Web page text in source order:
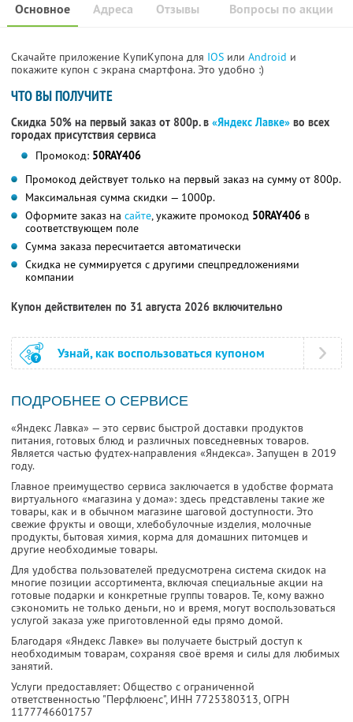
Основное Отзывы Вопросы по акции
Адреса
Скачайте приложение КупиКупона для IOS или Android и
покажите купон с экрана смартфона. Это удобно :)
ЧТО ВЫ ПОЛУЧИТЕ
Скидка 50% на первый заказ от 800р. в «Яндекс Лавке» во всех
городах присутствия сервиса
Промокод: 50RAY406
Промокод действует только на первый заказ на сумму от 800р.
Максимальная сумма скидки — 1000р.
Оформите заказ на сайте, укажите промокод 50RAY406 в
соответствующем поле
Сумма заказа пересчитается автоматически
Скидка не суммируется с другими спецпредложениями
компании
Купон действителен по 31 августа 2026 включительно
Узнай, как воспользоваться купоном
ПОДРОБНЕЕ О СЕРВИСЕ
«Яндекс Лавка» — это сервис быстрой доставки продуктов
питания, готовых блюд и различных повседневных товаров.
Является частью фудтех-направления «Яндекса». Запущен в 2019
году.
Главное преимущество сервиса заключается в удобстве формата
виртуального «магазина у дома»: здесь представлены такие же
товары, как и в обычном магазине шаговой доступности. Это
свежие фрукты и овощи, хлебобулочные изделия, молочные
продукты, бытовая химия, корма для домашних питомцев и
другие необходимые товары.
Для удобства пользователей предусмотрена система скидок на
многие позиции ассортимента, включая специальные акции на
готовые подарки и конкретные группы товаров. Те, кому важно
сэкономить не только деньги, но и время, могут воспользоваться
услугой заказа уже приготовленной еды прямо домой.
Благодаря «Яндекс Лавке» вы получаете быстрый доступ к
необходимым товарам, сохраняя своё время и силы для любимых
занятий.
Услуги предоставляет: Общество с ограниченной
ответственностью "Перфлюенс", ИНН 7725380313, ОГРН
1177746601757